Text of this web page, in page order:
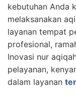
kebutuhan Anda
melaksanakan
layanan tempat
profesional,
Inovasi nur
pelayanan,
dalam layanan